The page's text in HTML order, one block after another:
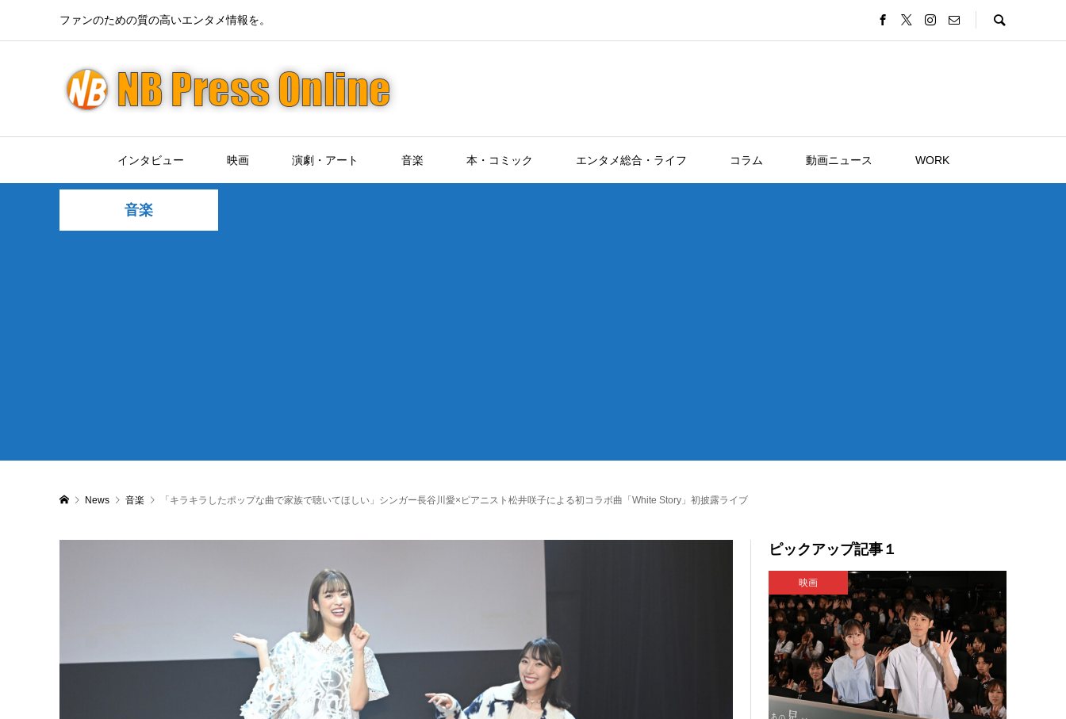
ファンのための質の高いエンタメ情報を。
インタビュー 映画 演劇・アート 音楽 本・コミック エンタメ総合・ライフ コラム 動画ニュース WORK
音楽
News 音楽 「キラキラしたポップな曲で家族で聴いてほしい」シンガー長谷川愛×ピアニスト松井咲子による初コラボ曲「White Story」初披露ライブ
ピックアップ記事１
映画